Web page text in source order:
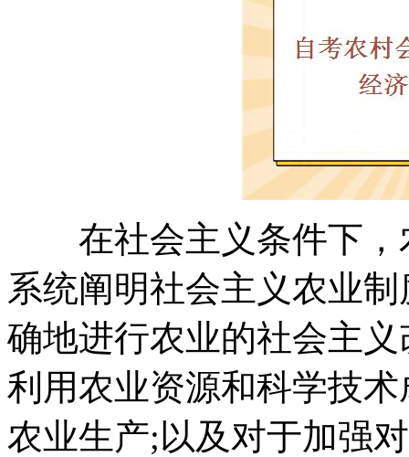
在社会主义条件下，
系统阐明社会主义农业
确地进行农业的社会主
利用农业资源和科学技
农业生产;以及对于加强